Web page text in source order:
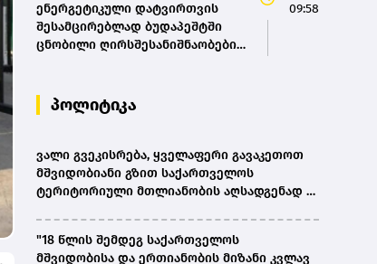
ენერგეტიკული დატვირთვის
შესამცირებლად ბუდაპეშტში
ცნობილი ღირსშესანიშნაობების
09:58
პოლიტიკა
ვალი გვეკისრება, ყველაფერი გავაკეთოთ
მშვიდობიანი გზით საქართველოს
ტერიტორიული მთლიანობის აღსადგენად -
"18 წლის შემდეგ საქართველოს
მშვიდობისა და ერთიანობის მიზანი კვლავ